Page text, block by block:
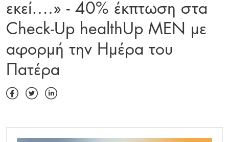
εκεί….» - 40% έκπτωση στα
Check-Up healthUp MEN με
αφορμή την Ημέρα του
Πατέρα